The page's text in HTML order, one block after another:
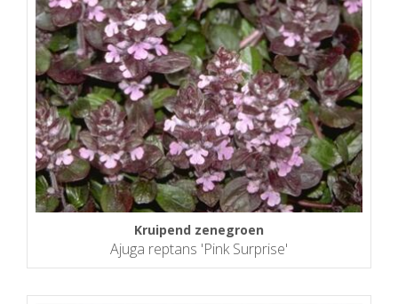
Kruipend zenegroen
Ajuga reptans 'Pink Surprise'